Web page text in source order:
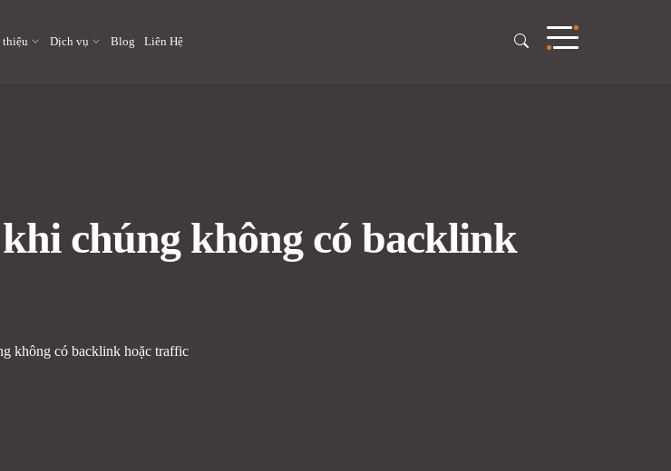
Dịch vụ Blog Liên Hệ
chúng không có backlink
không có backlink hoặc traffic